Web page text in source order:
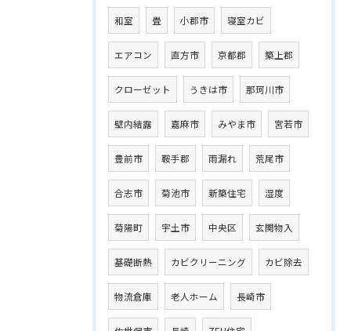
和室 畳 小郡市 寝室カビ
エアコン 直方市 京都郡 築上郡
クローゼット うきは市 那珂川市
壁内結露 嘉麻市 みやま市 宮若市
豊前市 鞍手郡 雨漏れ 荒尾市
合志市 菊池市 新築住宅 湿度
菊陽町 宇土市 中央区 玄関物入
基礎断熱 カビクリーニング カビ除去
物流倉庫 老人ホーム 長崎市